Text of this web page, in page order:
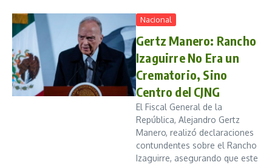
Nacional
Gertz Manero: Rancho
Izaguirre No Era un
Crematorio, Sino
Centro del CJNG
El Fiscal General de la
República, Alejandro Gertz
Manero, realizó declaraciones
contundentes sobre el Rancho
Izaguirre, asegurando que este